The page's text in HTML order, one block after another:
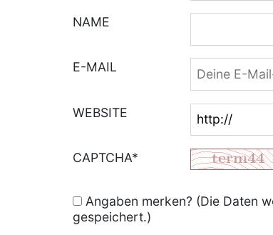
NAME
E-MAIL
WEBSITE
CAPTCHA*
Angaben merken? (Die Daten
gespeichert.)